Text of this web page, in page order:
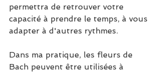
permettra de retrouver votre
capacité à prendre le temps, à vous
adapter à d'autres rythmes.
Dans ma pratique, les fleurs de
Bach peuvent être utilisées à